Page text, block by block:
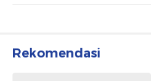
Rekomendasi